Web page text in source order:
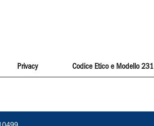
Privacy Codice Etico e Modello 231